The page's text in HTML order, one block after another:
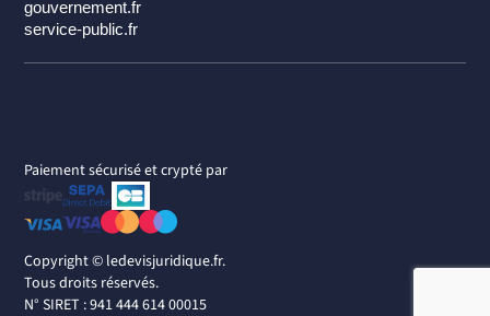
gouvernement.fr
service-public.fr
Paiement sécurisé et crypté par
Copyright © ledevisjuridique.fr.
Tous droits réservés.
N° SIRET : 941 444 614 00015